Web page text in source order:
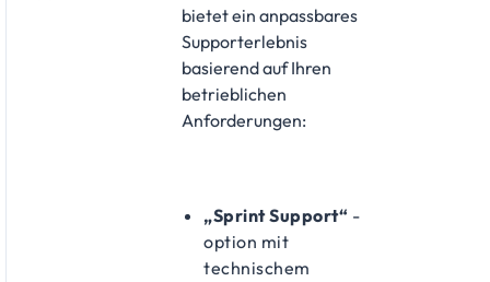
bietet ein anpassbares
Supporterlebnis
basierend auf Ihren
betrieblichen
Anforderungen:
„Sprint Support“ -
option mit
technischem